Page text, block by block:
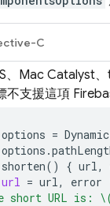
C
、Mac Catalyst
支援這項
options =
options .
shorten() { url,
url = url, error
short URL is: